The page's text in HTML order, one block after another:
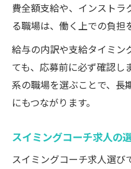
費全額支給や、インストラ
る職場は、働く上での負担
給与の内訳や支給タイミン
ても、応募前に必ず確認し
系の職場を選ぶことで、長
にもつながります。
スイミングコーチ求人の
スイミングコーチ求人選び